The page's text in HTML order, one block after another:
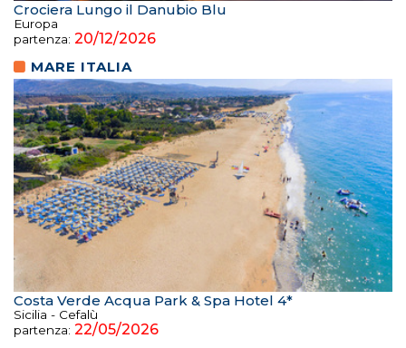
Crociera Lungo il Danubio Blu
Europa
partenza: 20/12/2026
MARE ITALIA
Costa Verde Acqua Park & Spa Hotel 4*
Sicilia - Cefalù
partenza: 22/05/2026